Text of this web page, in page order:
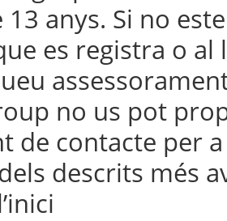
anys. Si no
es registra o
no us pot
de contacte per
descrits més